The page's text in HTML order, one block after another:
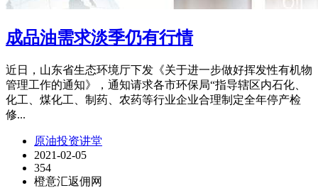
成品油需求淡季仍有行情
近日，山东省生态环境厅下发《关于进一步做好挥发性有机物
管理工作的通知》，通知请求各市环保局“指导辖区内石化、
化工、煤化工、制药、农药等行业企业合理制定全年停产检
修...
原油投资讲堂
2021-02-05
354
橙意汇返佣网